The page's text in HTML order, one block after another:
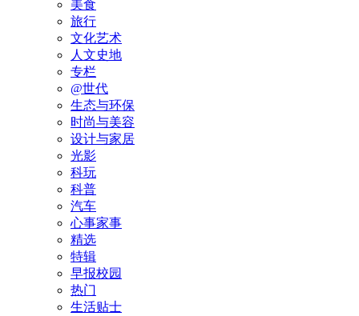
美食
旅行
文化艺术
人文史地
专栏
@世代
生态与环保
时尚与美容
设计与家居
光影
科玩
科普
汽车
心事家事
精选
特辑
早报校园
热门
生活贴士